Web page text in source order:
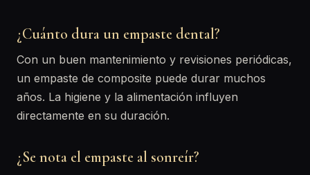
¿Cuánto dura un empaste dental?
Con un buen mantenimiento y revisiones periódicas,
un empaste de composite puede durar muchos
años. La higiene y la alimentación influyen
directamente en su duración.
¿Se nota el empaste al sonreír?